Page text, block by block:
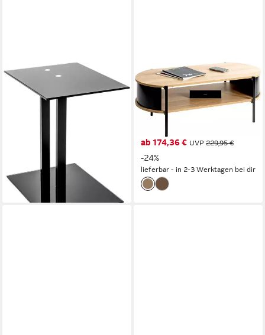
HAKU
Beistelltisch Sofatisch,
Wohnzimmertisch (1-St),
HAKU
Couchtisch Sofatisch,
Wohnzimmertisch (1-St), oval
- aus MDF Braun B/T/H
ab 174,36 € UVP 229,95 €
-24%
lieferbar - in 2-3 Werktagen bei dir